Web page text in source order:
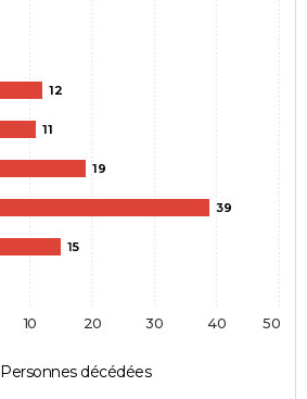
12
11
19
39
15
Personnes décédées
10 20 30 40 50